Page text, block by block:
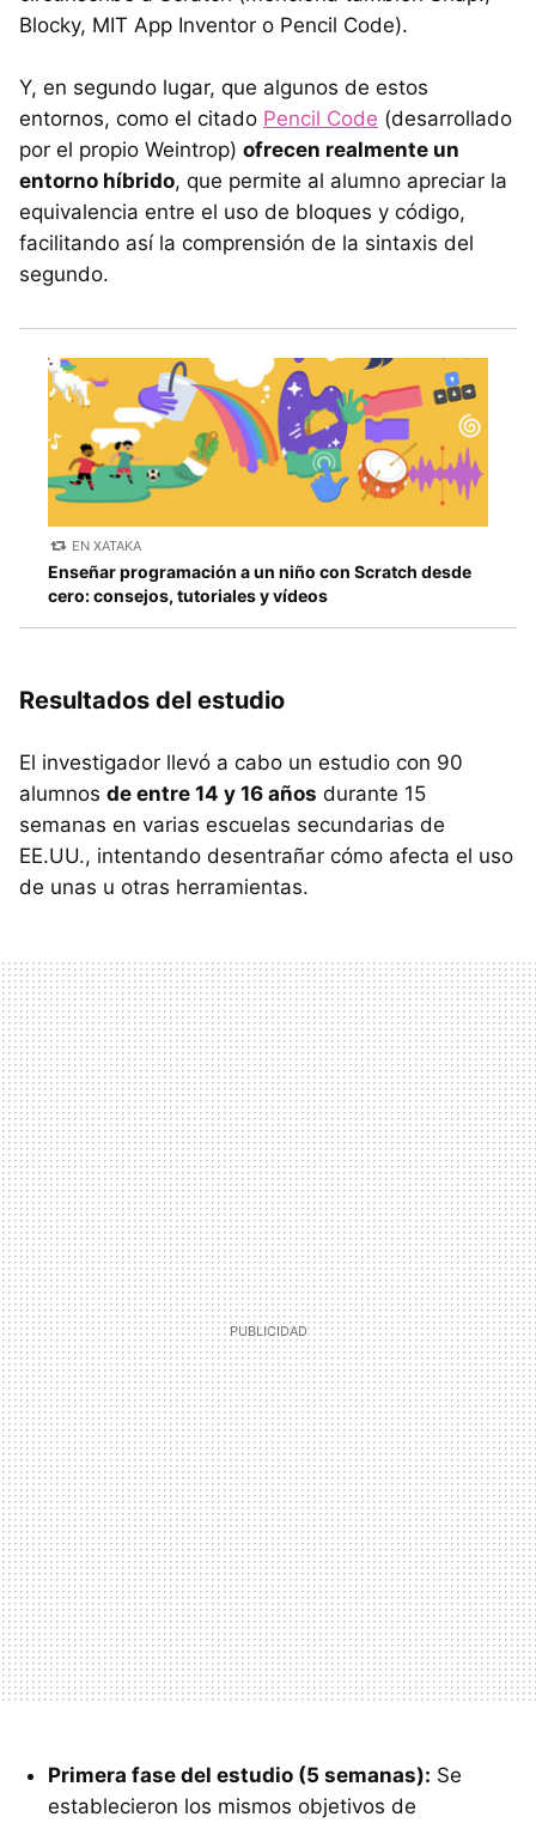
Blocky, MIT App Inventor o Pencil Code).
Y, en segundo lugar, que algunos de estos
entornos, como el citado Pencil Code (desarrollado
por el propio Weintrop) ofrecen realmente un
entorno híbrido, que permite al alumno apreciar la
equivalencia entre el uso de bloques y código,
facilitando así la comprensión de la sintaxis del
segundo.
EN XATAKA
Enseñar programación a un niño con Scratch desde
cero: consejos, tutoriales y vídeos
Resultados del estudio
El investigador llevó a cabo un estudio con 90
alumnos de entre 14 y 16 años durante 15
semanas en varias escuelas secundarias de
EE.UU., intentando desentrañar cómo afecta el uso
de unas u otras herramientas.
Primera fase del estudio (5 semanas): Se
establecieron los mismos objetivos de